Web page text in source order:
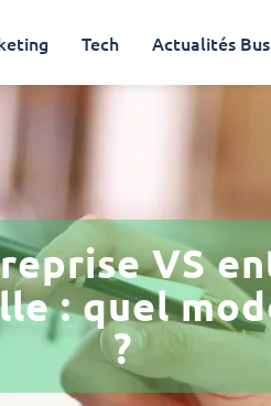
Tech Actualités
VS
: quel
?